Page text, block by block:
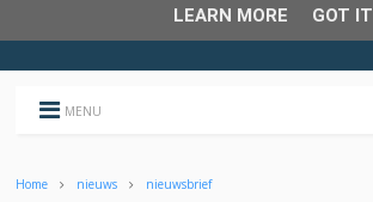
MENU
Home nieuws nieuwsbrief
LEARN MORE GOT IT